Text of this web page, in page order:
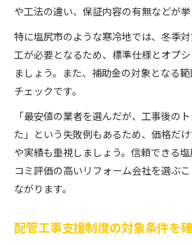
や工法の違い、保証内容の有無などが挙
特に塩尻市のような寒冷地では、冬季
工が必要となるため、標準仕様とオプ
ましょう。また、補助金の対象となる
チェックです。
「最安値の業者を選んだが、工事後の
た」という失敗例もあるため、価格だ
や実績も重視しましょう。信頼できる
コミ評価の高いリフォーム会社を選ぶ
ながります。
配管工事支援制度の対象条件を